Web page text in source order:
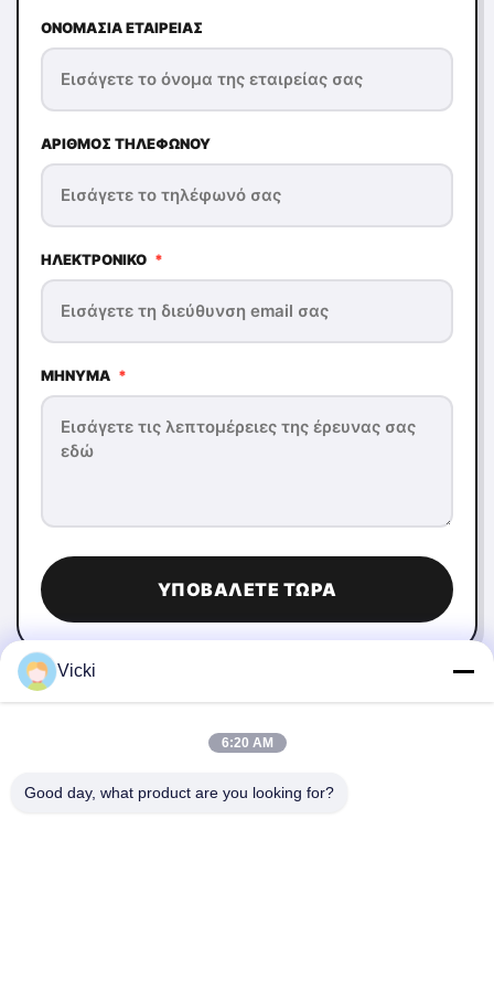
ΟΝΟΜΑΣΊΑ ΕΤΑΙΡΕΊΑΣ
ΑΡΙΘΜΌΣ ΤΗΛΕΦΏΝΟΥ
ΗΛΕΚΤΡΟΝΙΚΌ *
ΜΉΝΥΜΑ *
ΥΠΟΒΆΛΕΤΕ ΤΏΡΑ
Vicki
6:20 AM
Good day, what product are you looking for?